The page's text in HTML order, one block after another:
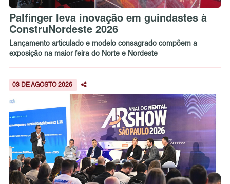
Palfinger leva inovação em guindastes à
ConstruNordeste 2026
Lançamento articulado e modelo consagrado compõem a
exposição na maior feira do Norte e Nordeste
03 DE AGOSTO 2026